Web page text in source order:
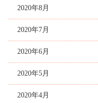
2020年8月
2020年7月
2020年6月
2020年5月
2020年4月